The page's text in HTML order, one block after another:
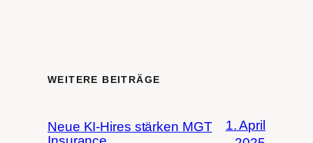
WEITERE BEITRÄGE
Neue KI-Hires stärken MGT
1. April